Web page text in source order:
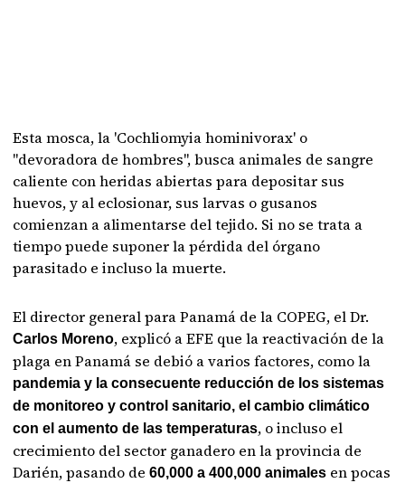
Esta mosca, la 'Cochliomyia hominivorax' o
"devoradora de hombres", busca animales de sangre
caliente con heridas abiertas para depositar sus
huevos, y al eclosionar, sus larvas o gusanos
comienzan a alimentarse del tejido. Si no se trata a
tiempo puede suponer la pérdida del órgano
parasitado e incluso la muerte.
El director general para Panamá de la COPEG, el Dr.
Carlos Moreno, explicó a EFE que la reactivación de la
plaga en Panamá se debió a varios factores, como la
pandemia y la consecuente reducción de los sistemas
de monitoreo y control sanitario, el cambio climático
con el aumento de las temperaturas, o incluso el
crecimiento del sector ganadero en la provincia de
Darién, pasando de60,000 a 400,000 animales en pocas